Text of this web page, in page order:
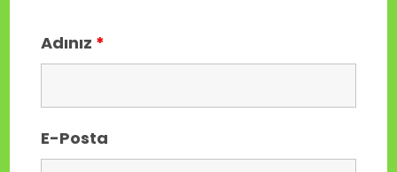
Adınız *
E-Posta